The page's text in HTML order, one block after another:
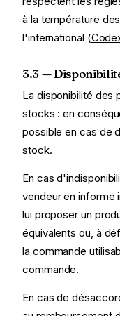
à la température
l'international (
3.3 —
La disponibilité des
stocks : en
possible en cas de
stock.
En cas
vendeur en informe
lui proposer un
équivalents ou, à
la commande
commande.
En cas de